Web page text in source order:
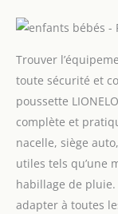
Trouver
toute sécurité et
poussette
complète et
nacelle, siège
utiles tels qu’une
habillage de
adapter à toutes